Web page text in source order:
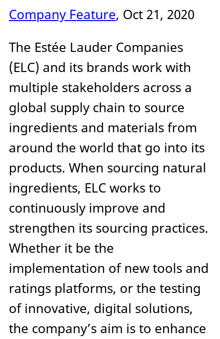
Company Feature, Oct 21, 2020
The Estée Lauder Companies
(ELC) and its brands work with
multiple stakeholders across a
global supply chain to source
ingredients and materials from
around the world that go into its
products. When sourcing natural
ingredients, ELC works to
continuously improve and
strengthen its sourcing practices.
Whether it be the
implementation of new tools and
ratings platforms, or the testing
of innovative, digital solutions,
the company’s aim is to enhance